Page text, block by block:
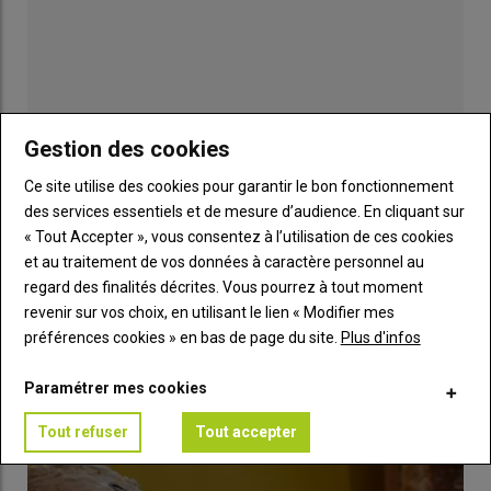
— Maison de la Bio
Alors que les appels se multiplient pour produire davantage en
réaction à la guerre en Ukraine
,ces deux organisations
adressent une lettre ouverte aux chefs d’Etat et de
gouvernement de l’Union européenne, réunis le 11 mars à
pour améliorer la souveraineté alimentaire européenne. «
assènent-elles.
Publicité
LES PLUS LUS
Gestion des cookies
Ce site utilise des cookies pour garantir le bon fonctionnement
des services essentiels et de mesure d’audience. En cliquant sur
« Tout Accepter », vous consentez à l’utilisation de ces cookies
et au traitement de vos données à caractère personnel au
regard des finalités décrites. Vous pourrez à tout moment
revenir sur vos choix, en utilisant le lien « Modifier mes
préférences cookies » en bas de page du site. Plus d'infos
Paramétrer mes cookies
Tout refuser Tout accepter